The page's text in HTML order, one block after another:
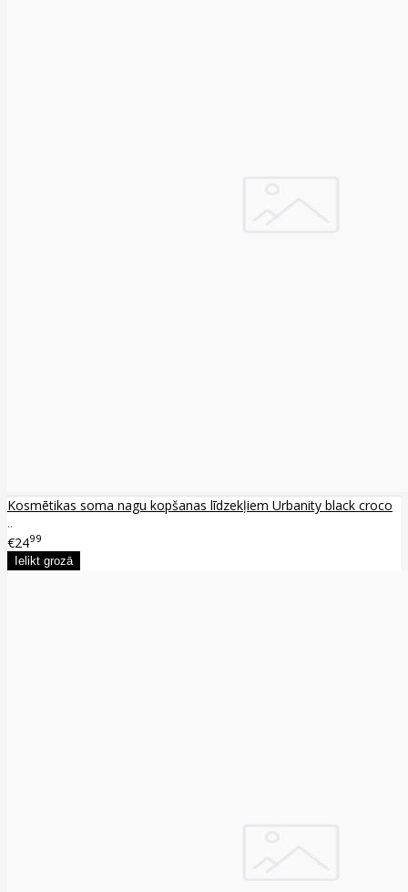
Kosmētikas soma nagu kopšanas līdzekļiem Urbanity black croco
..
€2499